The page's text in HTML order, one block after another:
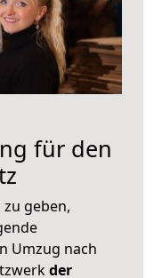
für den
geben,
Umzug nach
der